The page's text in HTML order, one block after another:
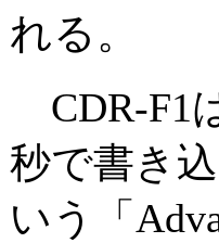
れる。
CDR-F1
秒で書き
いう「